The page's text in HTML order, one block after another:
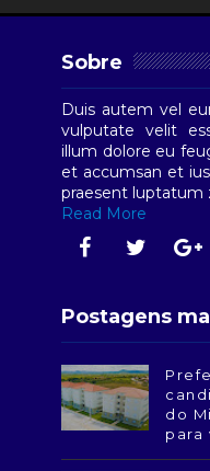
Sobre
Duis autem vel
vulputate velit
illum dolore eu
et accumsan et
praesent luptatum
Read More
Postagens
do
para